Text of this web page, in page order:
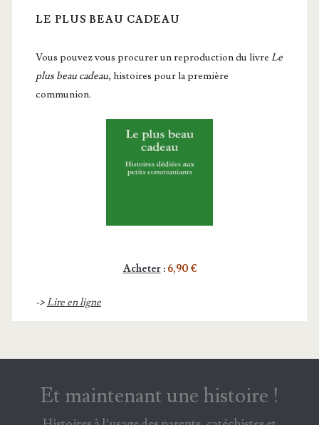
LE PLUS BEAU CADEAU
Vous pou­vez vous pro­cu­rer un repro­duc­tion du livre Le
plus beau cadeau, histoires pour la première
communion.
Acheter: 6,90 €
->Lire en ligne
Et maintenant une histoire !